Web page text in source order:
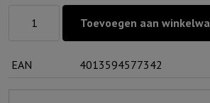
het
Bos
Toevoegen aan
EAN 4013594577342